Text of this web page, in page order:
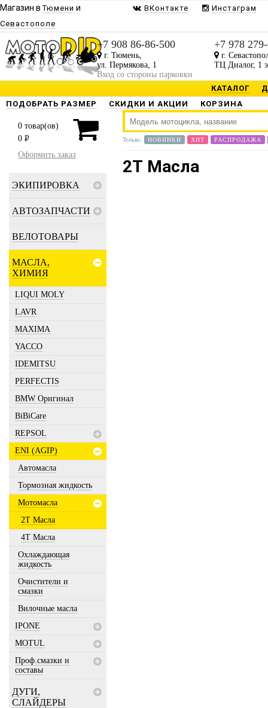
Магазин вТюмени и
Севастополе
ВКонтакте Инстаграм
+7 908 86-86-500
г. Тюмень,
ул. Пермякова, 1
Вход со стороны парковки
+7 978
г.
ТЦ Диалог, 1
КАТАЛОГ
ПОДОБРАТЬ РАЗМЕР
СКИДКИ И АКЦИИ КОРЗИНА
0 товар(ов)
0 P
Оформить заказ
ЭКИПИРОВКА
АВТОЗАПЧАСТИ
ВЕЛОТОВАРЫ
МАСЛА,
ХИМИЯ
LIQUI MOLY
LAVR
MAXIMA
YACCO
IDEMITSU
PERFECTIS
BMW Оригинал
BiBiCare
REPSOL
ENI (AGIP)
Автомасла
Тормозная жидкость
Мотомасла
2Т Масла
4T Масла
Охлаждающая
жидкость
Очистители и
смазки
Вилочные масла
IPONE
MOTUL
Проф.смазки и
составы
ДУГИ,
СЛАЙДЕРЫ
Только: НОВИНКИ ХИТ РАСПРОДАЖА
2Т Масла